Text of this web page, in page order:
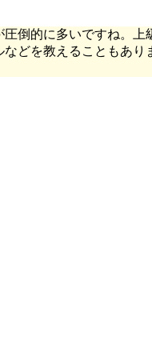
倒的に多いですね。
どを教えることもあり